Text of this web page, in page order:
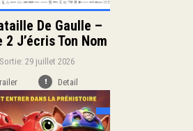
De Gaulle –
J’écris Ton Nom
Sortie: 29 juillet 2026
Detail